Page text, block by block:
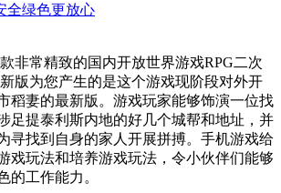
全绿色更放心
非常精致的国内开放世界游戏RPG二次
版为您产生的是这个游戏现阶段对外开
稻妻的最新版。游戏玩家能够饰演一位找
足提泰利斯内地的好几个城帮和地址，并
寻找到自身的家人开展拼搏。手机游戏给
戏玩法和培养游戏玩法，令小伙伴们能够
的工作能力。